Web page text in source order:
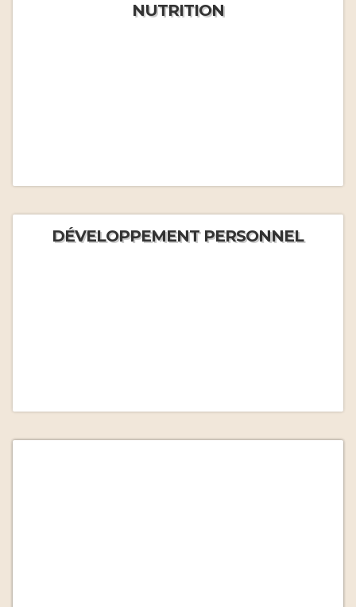
NUTRITION
DÉVELOPPEMENT PERSONNEL